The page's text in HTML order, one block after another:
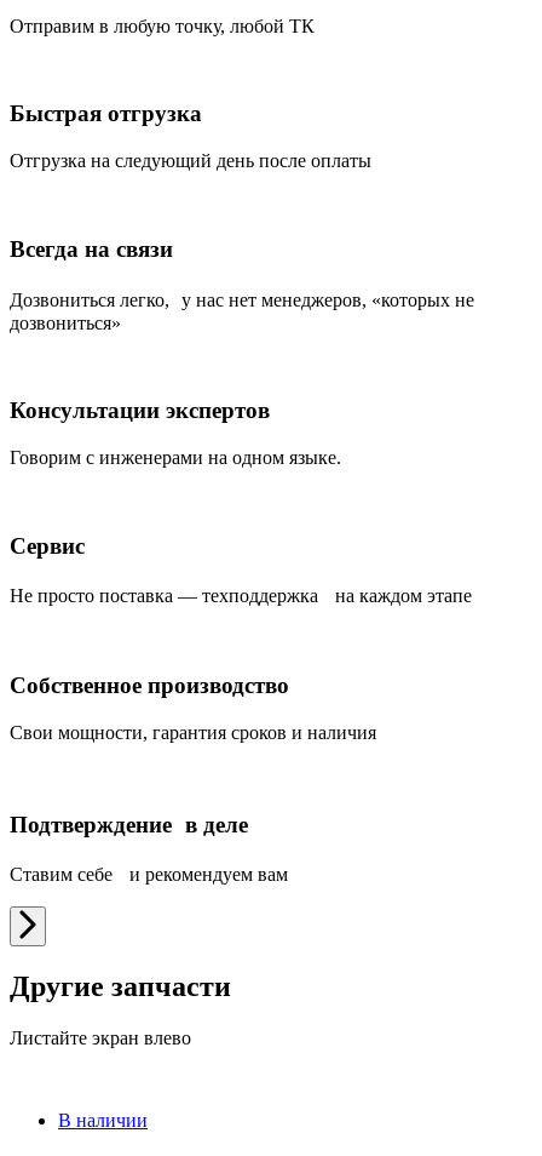
Отправим в любую точку, любой ТК
Быстрая отгрузка
Отгрузка на следующий день после оплаты
Всегда на связи
Дозвониться легко, у нас нет менеджеров, «которых не
дозвониться»
Консультации экспертов
Говорим с инженерами на одном языке.
Сервис
Не просто поставка — техподдержка на каждом этапе
Собственное производство
Свои мощности, гарантия сроков и наличия
Подтверждение в деле
Ставим себе и рекомендуем вам
Другие запчасти
Листайте экран влево
В наличии